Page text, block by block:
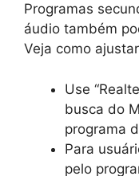
Programas
áudio também
Veja como
Use
busca do
programa
Para
pelo